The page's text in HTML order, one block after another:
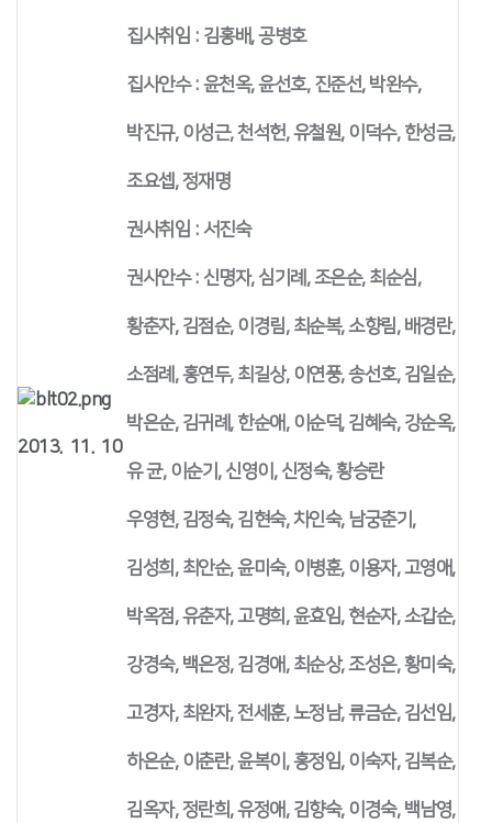
2013. 11. 10
집사취임 : 김홍배, 공병호
집사안수 : 윤천옥, 윤선호, 진준선, 박완수,
박진규, 이성근, 천석헌, 유철원, 이덕수, 한성금,
조요셉, 정재명
권사취임 : 서진숙
권사안수 : 신명자, 심기례, 조은순, 최순심,
황춘자, 김점순, 이경림, 최순복, 소향림, 배경란,
소점례, 홍연두, 최길상, 이연풍, 송선호, 김일순,
박은순, 김귀례, 한순애, 이순덕, 김혜숙, 강순옥,
유 균, 이순기, 신영이, 신정숙, 황승란
우영현, 김정숙, 김현숙, 차인숙, 남궁춘기,
김성희, 최안순, 윤미숙, 이병훈, 이용자, 고영애,
박옥점, 유춘자, 고명희, 윤효임, 현순자, 소갑순,
강경숙, 백은정, 김경애, 최순상, 조성은, 황미숙,
고경자, 최완자, 전세훈, 노정남, 류금순, 김선임,
하은순, 이춘란, 윤복이, 홍정임, 이숙자, 김복순,
김옥자, 정란희, 유정애, 김향숙, 이경숙, 백남영,